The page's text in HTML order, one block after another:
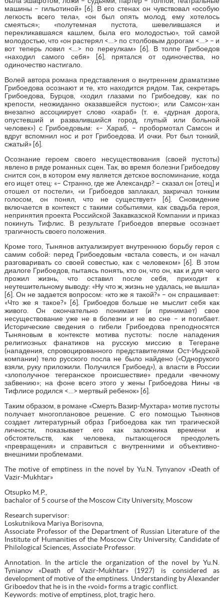
машины – гильотиной» [6]. В его стенах он чувствовал «особую
легкость всего тела», «он был опять молод, ему хотелось
смеяться»; «полутемная пустота, шевелившаяся и
перекликавшаяся кашлем, была его молодостью», той самой
молодостью, что «он растерял <…> по столбовым дорогам <…> – и
вот теперь ловил <…> по переулкам» [6]. В толпе Грибоедов
«находил самого себя» [6], прятался от одиночества, но
одиночество настигало.
Волей автора романа представления о внутреннем драматизме
Грибоедова осознают и те, кто находится рядом. Так, секретарь
Грибоедова, Бурцов, «ходил глазами по Грибоедову, как по
крепости, неожиданно оказавшейся пустою»; или Самсон-хан
внезапно ассоциирует слово «хараб» (т. е. «дурная дорога,
опустевший и развалившийся город, глупый или больной
человек») с Грибоедовым: «– Хараб, – пробормотал Самсон и
вдруг вспомнил нос и рот Грибоедова. И очки. Рот был тонкий,
сжатый» [6].
Осознание героем своего несуществования (своей пустоты)
явлено в ряде романных сцен. Так, во время болезни Грибоедову
снится сон, в котором ему является детское воспоминание, когда
его ищет отец: «– Странно, где же Александр? – сказал он [отец] и
отошел от постели», «и Грибоедов заплакал, закричал тонким
голосом, он понял, что не существует» [6]. Сновидение
включается в контекст с такими событиями, как свадьба героя,
непринятия проекта Российской Закавказской Компании и приказ
покинуть Тифлис. В результате Грибоедов впервые осознает
трагичность своего положения.
Кроме того, Тынянов актуализирует внутреннюю борьбу героя с
самим собой: перед Грибоедовым «встала совесть, и он начал
разговаривать со своей совестью, как с человеком» [6]. В этом
диалоге Грибоедов, пытаясь понять, кто он, что он, как и для чего
прожил жизнь, что оставил после себя, приходит к
неутешительному выводу: «Ну что ж, жизнь не удалась, не вышла»
[6]. Он не задается вопросом: «кто же я такой?» – он спрашивает:
«Что же я такое?» [6]. Грибоедов больше не мыслит себя как
живого. Он окончательно понимает (и принимает) свое
несуществование уже не в болезни и не во сне – и погибает.
Исторические сведения о гибели Грибоедова преподносятся
Тыняновым в контексте мотива пустоты: после нападения
религиозных фанатиков на русскую миссию в Тегеране
(нападения, спровоцированного представителями Ост-Индской
компании) тело русского посла не было найдено («Однорукого
взяли, руку приложили. Получился Грибоед»), а власти в России
«злополучное тегеранское происшествие» предали «вечному
забвению»; на фоне всего этого у жены Грибоедова Нины «в
Тифлисе родился <…> мертвый ребенок» [6].
Таким образом, в романе «Смерть Вазир-Мухтара» мотив пустоты
получает многоплановое решение. С его помощью Тынянов
создает литературный образ Грибоедова как тип трагической
личности, показывает его как заложника времени и
обстоятельств, как человека, пытающегося преодолеть
«превращения» и справиться с внутренними и объективно-
внешними проблемами.
The motive of emptiness in the novel by Yu.N. Tynyanov «Death of
Vazir-Mukhtar»
Otsupko M.P.,
bachalor of 5 course of the Moscow City University, Moscow
Research supervisor:
Loskutnikova Mariya Borisovna,
Associate Professor of the Department of Russian Literature of the
Institute of Humanities of the Moscow City University, Candidate of
Philological Sciences, Associate Professor.
Annotation. In the article the organization of the novel by Yu.N.
Tynianov «Death of Vazir-Mukhtar» (1927) is considered as
development of motive of the emptiness. Understanding by Alexander
Griboedov that he is in the «void» forms a tragic conflict.
Keywords: motive of emptiness, plot, tragic hero.